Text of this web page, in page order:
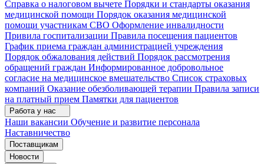
Справка о налоговом вычете Порядки и стандарты оказания
медицинской помощи Порядок оказания медицинской
помощи участникам СВО Оформление инвалидности
Привила госпитализации Правила посещения пациентов
График приема граждан администрацией учреждения
Порядок обжалования действий Порядок рассмотрения
обращений граждан Информированное добровольное
согласие на медицинское вмешательство Список страховых
компаний Оказание обезболивающей терапии Правила записи
на платный прием Памятки для пациентов
Работа у нас
Наши вакансии Обучение и развитие персонала
Наставничество
Поставщикам
Новости